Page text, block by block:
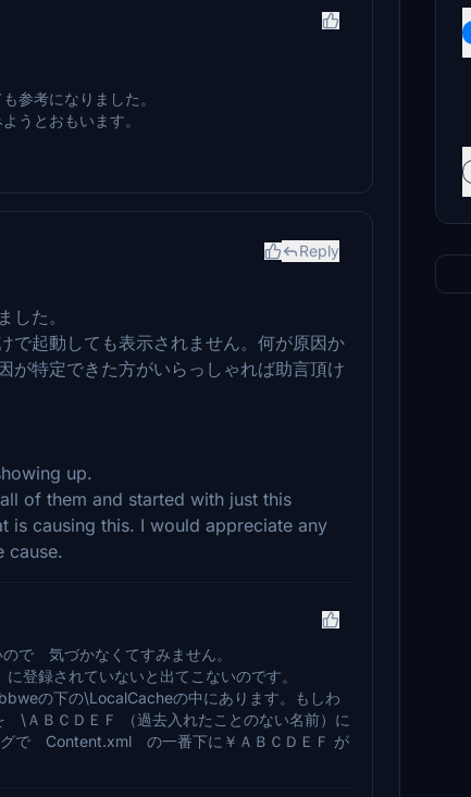
参考になりました。
うとおもいます。
Reply
た。
で起動しても表示されません。何が原因か
が特定できた方がいらっしゃれば助言頂け
up.
of them and started with just this
is causing this. I would appreciate any
cause.
で 気づかなくてすみません。
録されていないと出てこないのです。
の下の\LocalCacheの中にあります。もしわ
ＢＣＤＥＦ （過去入れたことのない名前）に
グで Content.xml の一番下に￥ＡＢＣＤＥＦ が